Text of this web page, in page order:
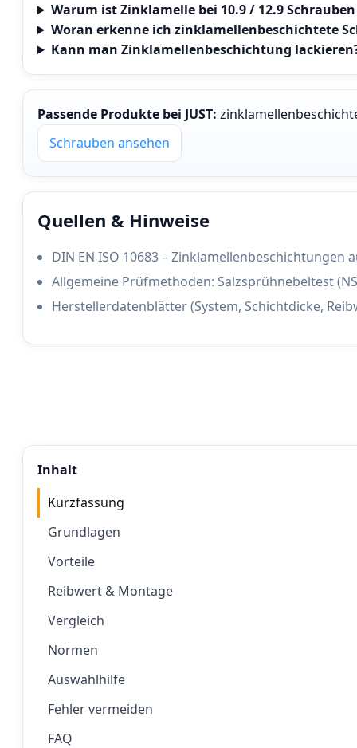
Warum ist Zinklamelle bei 10.9 / 12.9
Woran erkenne ich zinklamellenbeschichtete
Kann man Zinklamellenbeschichtung
Passende Produkte bei JUST:
Schrauben ansehen
Quellen & Hinweise
DIN EN ISO 10683 – Zinklamellenbeschichtungen
Allgemeine Prüfmethoden: Salzsprühnebeltest
Herstellerdatenblätter (System, Schichtdicke,
Inhalt
Kurzfassung
Grundlagen
Vorteile
Reibwert & Montage
Vergleich
Normen
Auswahlhilfe
Fehler vermeiden
FAQ